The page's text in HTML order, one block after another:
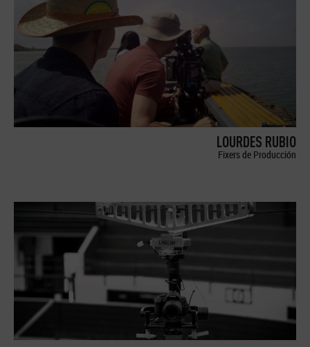
LOURDES RUBIO
Fixers de Producción